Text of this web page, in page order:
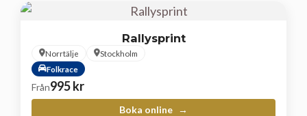
Rallysprint
Norrtälje
Stockholm
Folkrace
Från995kr
Boka online